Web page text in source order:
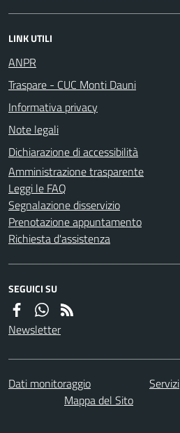
LINK UTILI
ANPR
Traspare - CUC Monti Dauni
Informativa privacy
Note legali
Dichiarazione di accessibilità
Amministrazione trasparente
Leggi le FAQ
Segnalazione disservizio
Prenotazione appuntamento
Richiesta d'assistenza
SEGUICI SU
Newsletter
Dati monitoraggio Servizi
Mappa del Sito